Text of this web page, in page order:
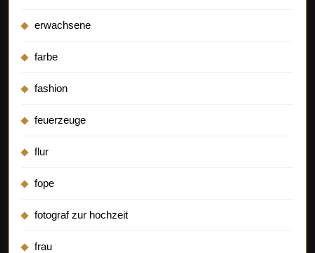
erwachsene
farbe
fashion
feuerzeuge
flur
fope
fotograf zur hochzeit
frau